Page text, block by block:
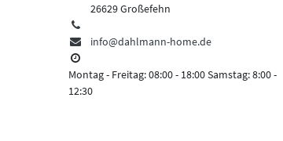
26629 Großefehn
info@dahlmann-home.de
Montag - Freitag: 08:00 - 18:00 Samstag: 8:00 -
12:30